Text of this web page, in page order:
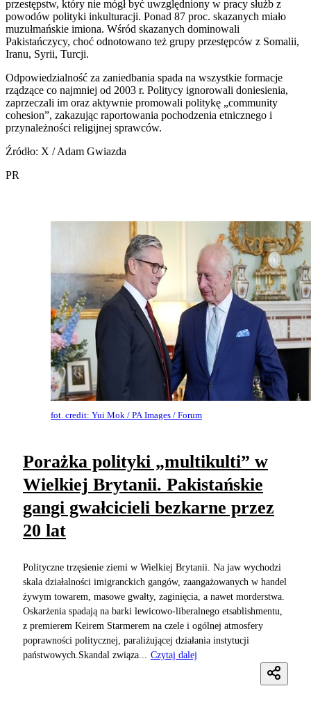
przestępstw, który nie mógł być uwzględniony w pracy służb z
powodów polityki inkulturacji. Ponad 87 proc. skazanych miało
muzułmańskie imiona. Wśród skazanych dominowali
Pakistańczycy, choć odnotowano też grupy przestępców z Somalii,
Iranu, Syrii, Turcji.
Odpowiedzialność za zaniedbania spada na wszystkie formacje
rządzące co najmniej od 2003 r. Politycy ignorowali doniesienia,
zaprzeczali im oraz aktywnie promowali politykę „community
cohesion”, zakazując raportowania pochodzenia etnicznego i
przynależności religijnej sprawców.
Źródło: X / Adam Gwiazda
PR
fot. credit: Yui Mok / PA Images / Forum
Porażka polityki „multikulti” w
Wielkiej Brytanii. Pakistańskie
gangi gwałcicieli bezkarne przez
20 lat
Polityczne trzęsienie ziemi w Wielkiej Brytanii. Na jaw wychodzi
skala działalności imigranckich gangów, zaangażowanych w handel
żywym towarem, masowe gwałty, zaginięcia, a nawet morderstwa.
Oskarżenia spadają na barki lewicowo-liberalnego etsablishmentu,
z premierem Keirem Starmerem na czele i ogólnej atmosfery
poprawności politycznej, paraliżującej działania instytucji
państwowych.Skandal związa...
Czytaj dalej